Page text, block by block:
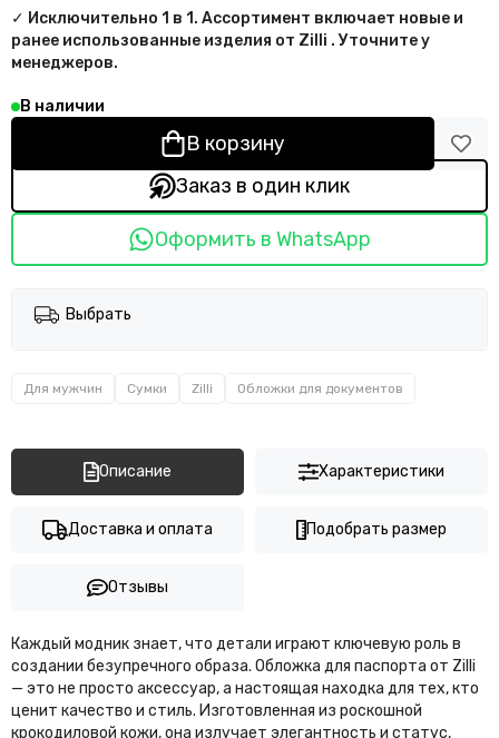
✓ Исключительно 1 в 1. Ассортимент включает новые и
ранее использованные изделия от Zilli . Уточните у
менеджеров.
В наличии
В корзину
Заказ в один клик
Оформить в WhatsApp
Выбрать
Для мужчин Сумки Zilli Обложки для документов
Описание Характеристики
Доставка и оплата Подобрать размер
Отзывы
Каждый модник знает, что детали играют ключевую роль в
создании безупречного образа. Обложка для паспорта от Zilli
— это не просто аксессуар, а настоящая находка для тех, кто
ценит качество и стиль. Изготовленная из роскошной
крокодиловой кожи, она излучает элегантность и статус,